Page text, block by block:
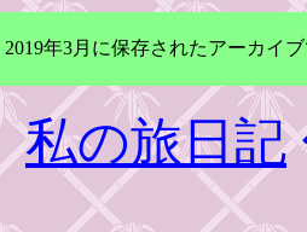
年3月に保存されたアーカイ
私の旅日記